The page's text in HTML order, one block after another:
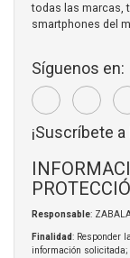
todas las marcas,
smartphones del
Síguenos en:
¡Suscríbete
Responsable:
Finalidad: Responder
información solicitada;